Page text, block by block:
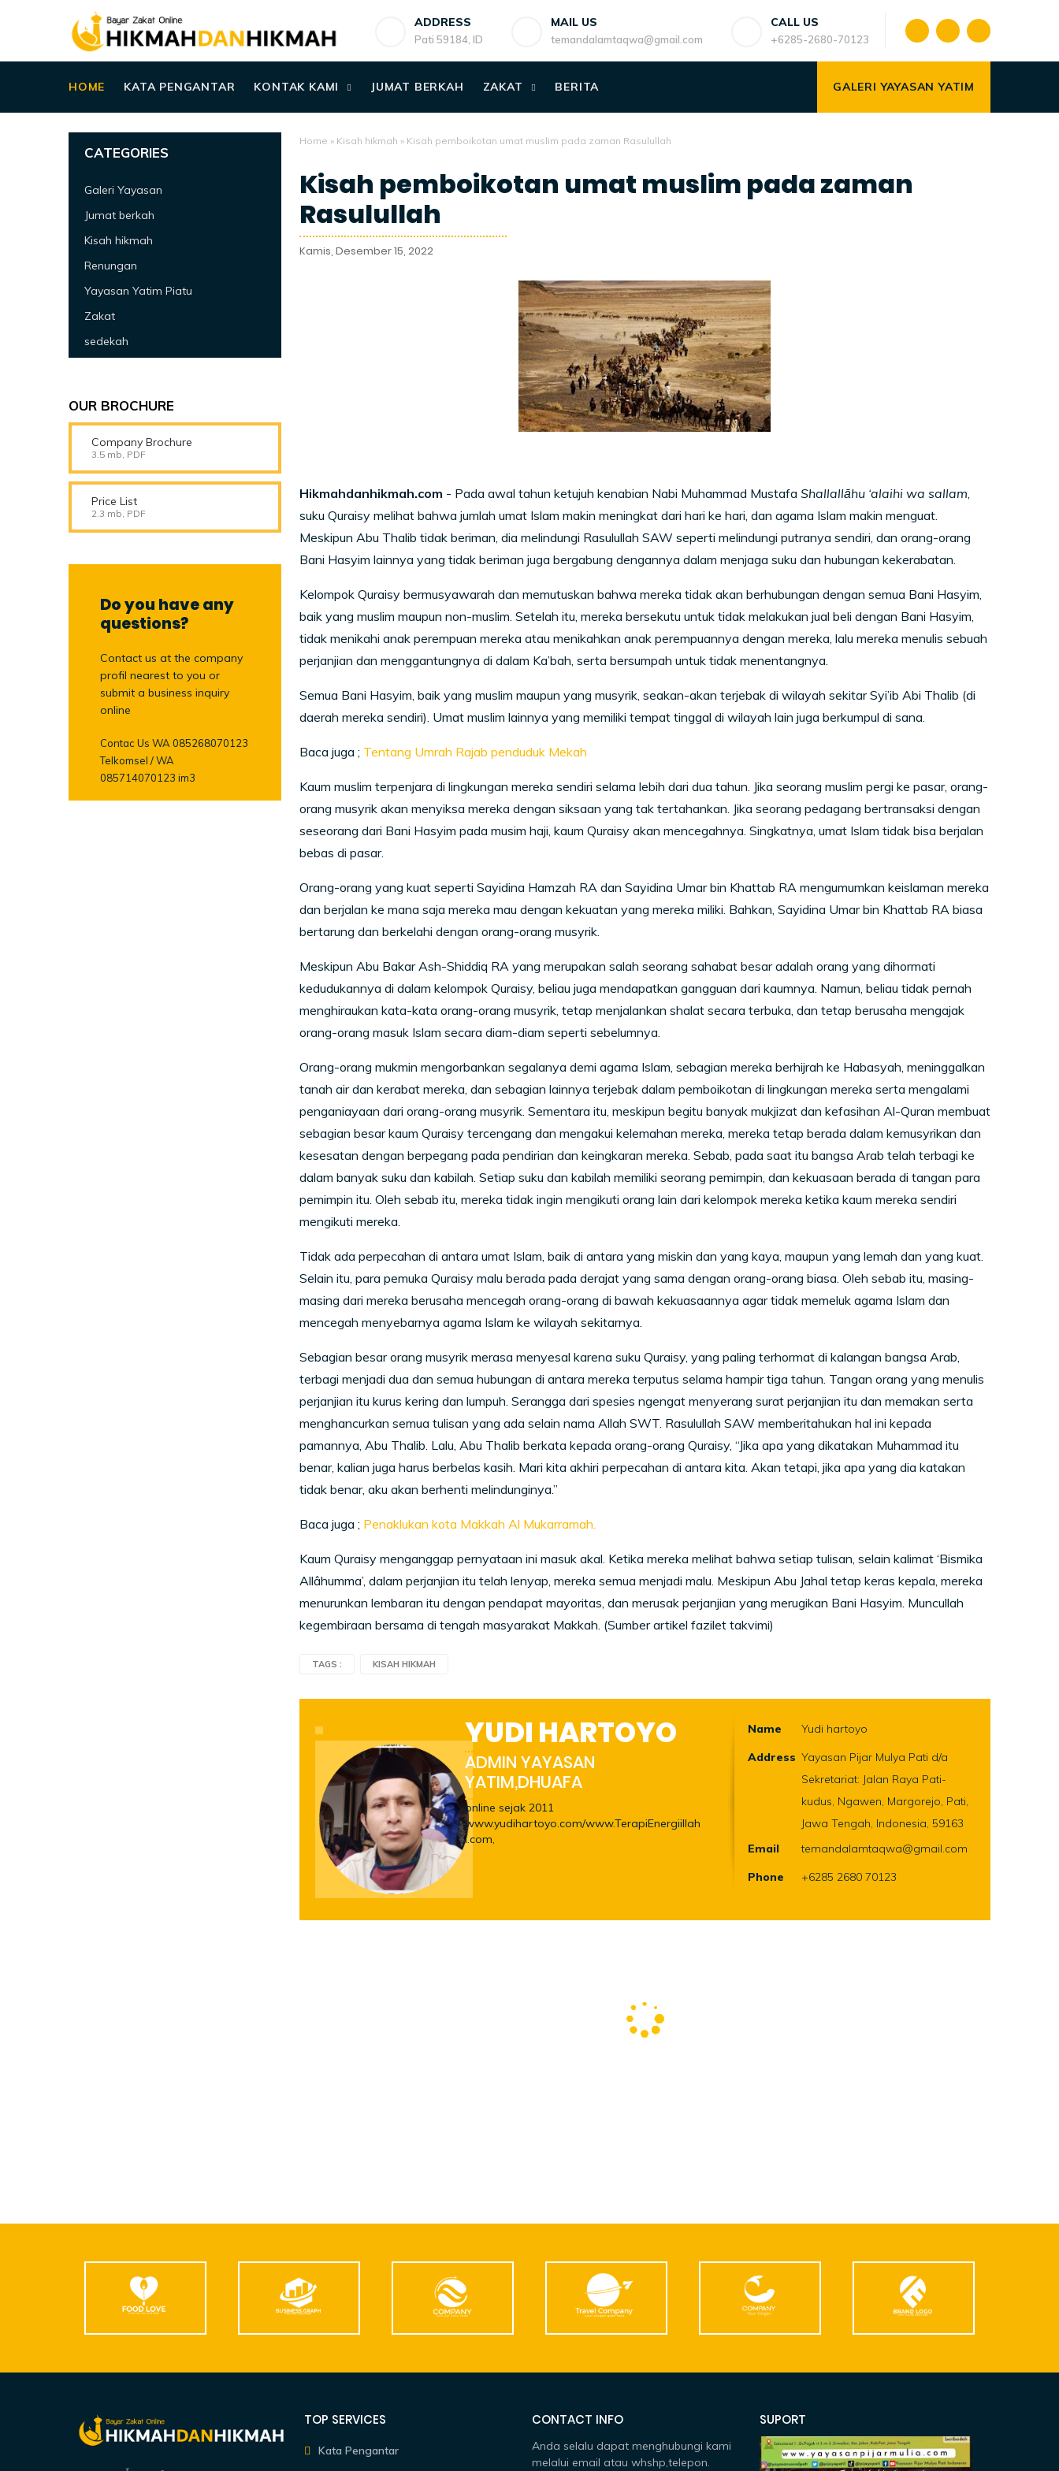
ADDRESS
Pati 59184, ID
MAIL US
temandalamtaqwa@gmail.com
CALL US
+6285-2680-70123
HOME KATA PENGANTAR KONTAK KAMI JUMAT BERKAH ZAKAT BERITA GALERI YAYASAN YATIM
Home » Kisah hikmah » Kisah pemboikotan umat muslim pada zaman Rasulullah
Kisah pemboikotan umat muslim pada zaman
Rasulullah
Kamis, Desember 15, 2022
Hikmahdanhikmah.com - Pada awal tahun ketujuh kenabian Nabi Muhammad Mustafa Shallallāhu ‘alaihi wa sallam,
suku Quraisy melihat bahwa jumlah umat Islam makin meningkat dari hari ke hari, dan agama Islam makin menguat.
Meskipun Abu Thalib tidak beriman, dia melindungi Rasulullah SAW seperti melindungi putranya sendiri, dan orang-orang
Bani Hasyim lainnya yang tidak beriman juga bergabung dengannya dalam menjaga suku dan hubungan kekerabatan.
Kelompok Quraisy bermusyawarah dan memutuskan bahwa mereka tidak akan berhubungan dengan semua Bani Hasyim,
baik yang muslim maupun non-muslim. Setelah itu, mereka bersekutu untuk tidak melakukan jual beli dengan Bani Hasyim,
tidak menikahi anak perempuan mereka atau menikahkan anak perempuannya dengan mereka, lalu mereka menulis sebuah
perjanjian dan menggantungnya di dalam Ka’bah, serta bersumpah untuk tidak menentangnya.
Semua Bani Hasyim, baik yang muslim maupun yang musyrik, seakan-akan terjebak di wilayah sekitar Syi’ib Abi Thalib (di
daerah mereka sendiri). Umat muslim lainnya yang memiliki tempat tinggal di wilayah lain juga berkumpul di sana.
Baca juga ; Tentang Umrah Rajab penduduk Mekah
Kaum muslim terpenjara di lingkungan mereka sendiri selama lebih dari dua tahun. Jika seorang muslim pergi ke pasar, orang-
orang musyrik akan menyiksa mereka dengan siksaan yang tak tertahankan. Jika seorang pedagang bertransaksi dengan
seseorang dari Bani Hasyim pada musim haji, kaum Quraisy akan mencegahnya. Singkatnya, umat Islam tidak bisa berjalan
bebas di pasar.
Orang-orang yang kuat seperti Sayidina Hamzah RA dan Sayidina Umar bin Khattab RA mengumumkan keislaman mereka
dan berjalan ke mana saja mereka mau dengan kekuatan yang mereka miliki. Bahkan, Sayidina Umar bin Khattab RA biasa
bertarung dan berkelahi dengan orang-orang musyrik.
Meskipun Abu Bakar Ash-Shiddiq RA yang merupakan salah seorang sahabat besar adalah orang yang dihormati
kedudukannya di dalam kelompok Quraisy, beliau juga mendapatkan gangguan dari kaumnya. Namun, beliau tidak pernah
menghiraukan kata-kata orang-orang musyrik, tetap menjalankan shalat secara terbuka, dan tetap berusaha mengajak
orang-orang masuk Islam secara diam-diam seperti sebelumnya.
Orang-orang mukmin mengorbankan segalanya demi agama Islam, sebagian mereka berhijrah ke Habasyah, meninggalkan
tanah air dan kerabat mereka, dan sebagian lainnya terjebak dalam pemboikotan di lingkungan mereka serta mengalami
penganiayaan dari orang-orang musyrik. Sementara itu, meskipun begitu banyak mukjizat dan kefasihan Al-Quran membuat
sebagian besar kaum Quraisy tercengang dan mengakui kelemahan mereka, mereka tetap berada dalam kemusyrikan dan
kesesatan dengan berpegang pada pendirian dan keingkaran mereka. Sebab, pada saat itu bangsa Arab telah terbagi ke
dalam banyak suku dan kabilah. Setiap suku dan kabilah memiliki seorang pemimpin, dan kekuasaan berada di tangan para
pemimpin itu. Oleh sebab itu, mereka tidak ingin mengikuti orang lain dari kelompok mereka ketika kaum mereka sendiri
mengikuti mereka.
Tidak ada perpecahan di antara umat Islam, baik di antara yang miskin dan yang kaya, maupun yang lemah dan yang kuat.
Selain itu, para pemuka Quraisy malu berada pada derajat yang sama dengan orang-orang biasa. Oleh sebab itu, masing-
masing dari mereka berusaha mencegah orang-orang di bawah kekuasaannya agar tidak memeluk agama Islam dan
mencegah menyebarnya agama Islam ke wilayah sekitarnya.
Sebagian besar orang musyrik merasa menyesal karena suku Quraisy, yang paling terhormat di kalangan bangsa Arab,
terbagi menjadi dua dan semua hubungan di antara mereka terputus selama hampir tiga tahun. Tangan orang yang menulis
perjanjian itu kurus kering dan lumpuh. Serangga dari spesies ngengat menyerang surat perjanjian itu dan memakan serta
menghancurkan semua tulisan yang ada selain nama Allah SWT. Rasulullah SAW memberitahukan hal ini kepada
pamannya, Abu Thalib. Lalu, Abu Thalib berkata kepada orang-orang Quraisy, “Jika apa yang dikatakan Muhammad itu
benar, kalian juga harus berbelas kasih. Mari kita akhiri perpecahan di antara kita. Akan tetapi, jika apa yang dia katakan
tidak benar, aku akan berhenti melindunginya.”
Baca juga ; Penaklukan kota Makkah Al Mukarramah.
Kaum Quraisy menganggap pernyataan ini masuk akal. Ketika mereka melihat bahwa setiap tulisan, selain kalimat ‘Bismika
Allâhumma’, dalam perjanjian itu telah lenyap, mereka semua menjadi malu. Meskipun Abu Jahal tetap keras kepala, mereka
menurunkan lembaran itu dengan pendapat mayoritas, dan merusak perjanjian yang merugikan Bani Hasyim. Muncullah
kegembiraan bersama di tengah masyarakat Makkah. (Sumber artikel fazilet takvimi)
TAGS : KISAH HIKMAH
YUDI HARTOYO
ADMIN YAYASAN
YATIM,DHUAFA
online sejak 2011
www.yudihartoyo.com/www.TerapiEnergiillah
i.com,
Name
Yudi hartoyo
Address Yayasan Pijar Mulya Pati d/a
Sekretariat: Jalan Raya Pati-
kudus, Ngawen, Margorejo, Pati,
Jawa Tengah, Indonesia, 59163
Email
temandalamtaqwa@gmail.com
Phone
+6285 2680 70123
CATEGORIES
Galeri Yayasan
Jumat berkah
Kisah hikmah
Renungan
Yayasan Yatim Piatu
Zakat
sedekah
OUR BROCHURE
Company Brochure
3.5 mb, PDF
Price List
2.3 mb, PDF
Do you have any
questions?
Contact us at the company
profil nearest to you or
submit a business inquiry
online
Contac Us WA 085268070123
Telkomsel / WA
085714070123 im3
TOP SERVICES
Kata Pengantar
CONTACT INFO
Anda selalu dapat menghubungi kami
melalui email atau whshp,telepon.
SUPORT